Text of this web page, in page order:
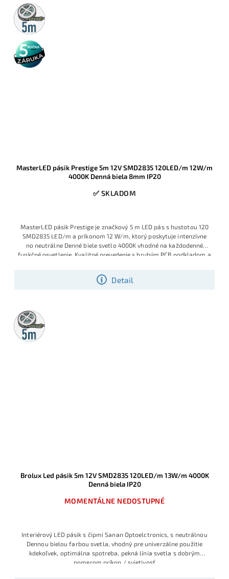
5m
rolka
5 rokov
záruka
MasterLED pásik Prestige 5m 12V SMD2835 120LED/m 12W/m
4000K Denná biela 8mm IP20
✅ SKLADOM
Detail
MasterLED pásik Prestige je značkový 5 m LED pás s hustotou 120
SMD2835 LED/m a príkonom 12 W/m, ktorý poskytuje intenzívne
no neutrálne Denné biele svetlo 4000K vhodné na každodenné
funkčné osvetlenie. Kvalitné prevedenie s hrubým PCB podkladom a
intenzity svetla.
5m
rolka
Brolux Led pásik 5m 12V SMD2835 120LED/m 13W/m 4000K
Denná biela IP20
MOMENTÁLNE NEDOSTUPNÉ
Interiérový LED pásik s čipmi Sanan Optoelctronics, s neutrálnou
Dennou bielou farbou svetla, vhodný pre univerzálne použitie
kdekoľvek, optimálna spotreba, pekná línia svetla s dobrým
pomerom príkon / svietivosť